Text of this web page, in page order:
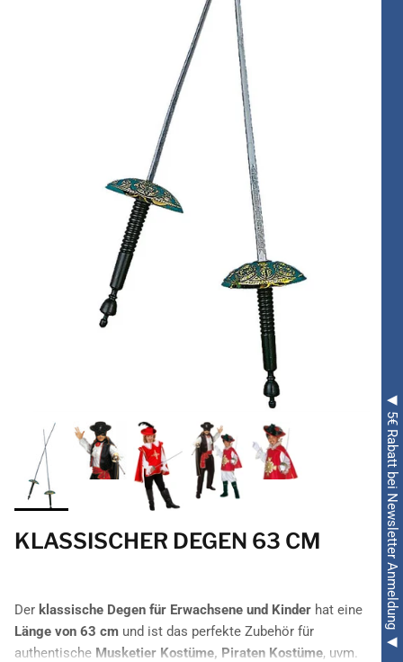
◀ 5€ Rabatt bei Newsletter Anmeldung ◀
KLASSISCHER DEGEN 63 CM
Der klassische Degen für Erwachsene und Kinder hat eine
Länge von 63 cm und ist das perfekte Zubehör für
authentische Musketier Kostüme, Piraten Kostüme, uvm.